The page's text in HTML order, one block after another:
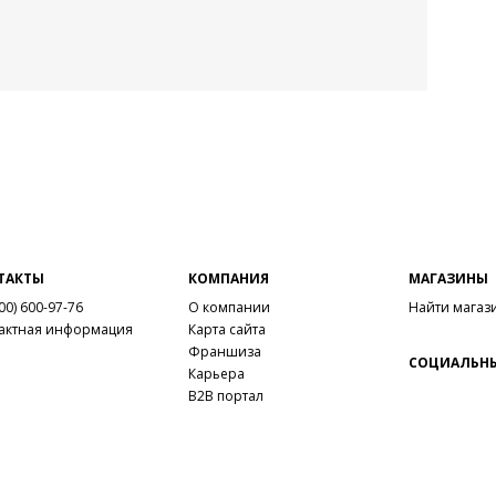
600-97-76
информация
КОМПАНИЯ
О компании
Карта сайта
Франшиза
Карьера
B2B портал
МАГАЗИНЫ
Найти